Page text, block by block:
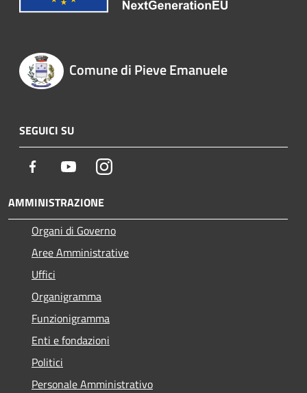
Comune di Pieve Emanuele
SEGUICI SU
Facebook YoutubeInstagram
AMMINISTRAZIONE
Organi di Governo
Aree Amministrative
Uffici
Organigramma
Funzionigramma
Enti e fondazioni
Politici
Personale Amministrativo